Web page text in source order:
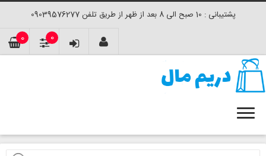
پشتیبانی : 10 صبح الی 8 بعد از ظهر از طریق تلفن 09039576277
0 0